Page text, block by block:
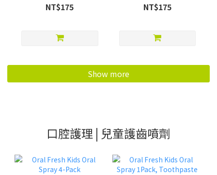
NT$175 NT$175
Show more
口腔護理 | 兒童護齒噴劑